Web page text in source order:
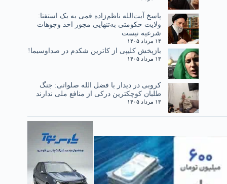
پاسخ آیت‌الله ناظم‌زاده قمی به یک استفتا:
ولایت حکومتی به‌تنهایی مجوز اخذ وجوهات
شرعیه نیست
۱۴ مرداد ۱۴۰۵
بازپخش کلیپی از کاترین شکدم در صداوسیما!
۱۳ مرداد ۱۴۰۵
کروبی در دیدار با فضل الله صلواتی: جنگ
طلبان کوچکترین درکی از منافع ملی ندارند
۱۳ مرداد ۱۴۰۵